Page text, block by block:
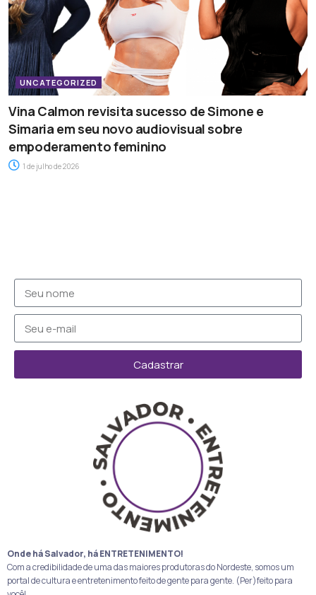
UNCATEGORIZED
Vina Calmon revisita sucesso de Simone e
Simaria em seu novo audiovisual sobre
empoderamento feminino
1 de julho de 2026
Cadastrar
Onde há Salvador, há ENTRETENIMENTO!
Com a credibilidade de uma das maiores produtoras do Nordeste, somos um
portal de cultura e entretenimento feito de gente para gente. (Per)feito para